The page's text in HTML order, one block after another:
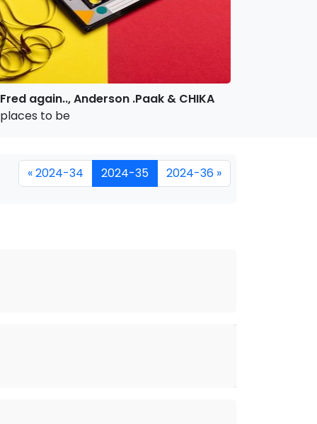
Fred again.., Anderson .Paak & CHIKA
places to be
« 2024-34 2024-35 2024-36 »